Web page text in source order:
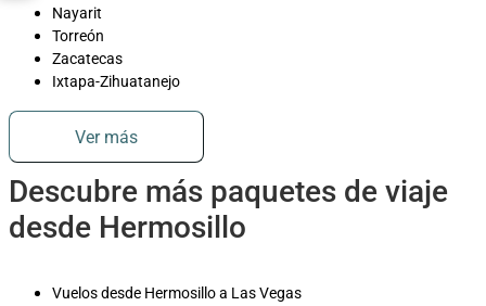
Nayarit
Torreón
Zacatecas
Ixtapa-Zihuatanejo
Ver más
Descubre más paquetes de viaje
desde Hermosillo
Vuelos desde Hermosillo a Las Vegas